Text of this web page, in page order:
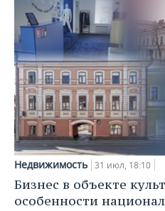
Недвижимость 31 июл, 18:10
Бизнес в объекте
особенности